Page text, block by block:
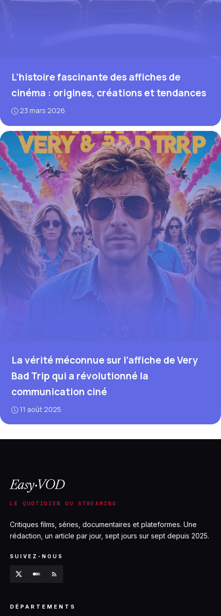
L’histoire fascinante des affiches de
cinéma : origines, créations et tendances
23 mars 2026
La vérité méconnue sur l’affiche de Very
Bad Trip qui a révolutionné la
communication ciné
11 août 2025
Easy·VOD
LE QUOTIDIEN DU STREAMING
Critiques films, séries, documentaires et plateformes. Une
rédaction, un article par jour, sept jours sur sept depuis 2025.
SUIVEZ-NOUS
DÉPARTEMENTS